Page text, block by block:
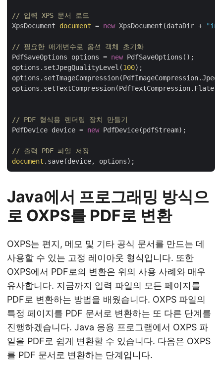
// 입력 XPS 문서 로드
XpsDocument document = new XpsDocument(dataDir +
// 필요한 매개변수로 옵션 객체 초기화
PdfSaveOptions options = new PdfSaveOptions();
options.setJpegQualityLevel(100);
options.setTextCompression(PdfTextCompression.Flate);
// PDF 형식용 렌더링 장치 만들기
PdfDevice device = new PdfDevice(pdfStream);
// 출력 PDF 파일 저장
document
Java에서 프로그래밍 방식으
로 OXPS를 PDF로 변환
OXPS는 편지, 메모 및 기타 공식 문서를 만드는 데
사용할 수 있는 고정 레이아웃 형식입니다. 또한
OXPS에서 PDF로의 변환은 위의 사용 사례와 매우
유사합니다. 지금까지 입력 파일의 모든 페이지를
PDF로 변환하는 방법을 배웠습니다. OXPS 파일의
특정 페이지를 PDF 문서로 변환하는 또 다른 단계를
진행하겠습니다. Java 응용 프로그램에서 OXPS 파
일을 PDF로 쉽게 변환할 수 있습니다. 다음은 OXPS
를 PDF 문서로 변환하는 단계입니다.